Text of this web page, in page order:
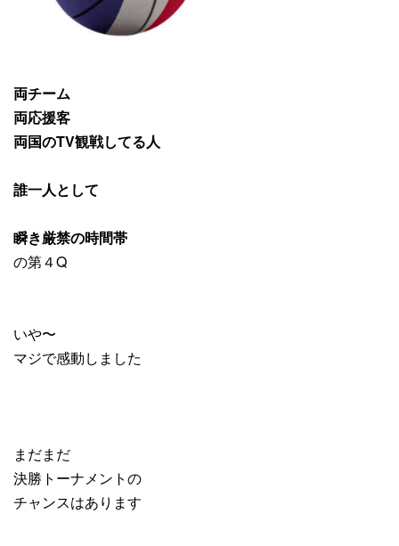
両チーム
両応援客
両国のTV観戦してる人
誰一人として
瞬き厳禁の時間帯
の第４Q
いや〜
マジで感動しました
まだまだ
決勝トーナメントの
チャンスはあります